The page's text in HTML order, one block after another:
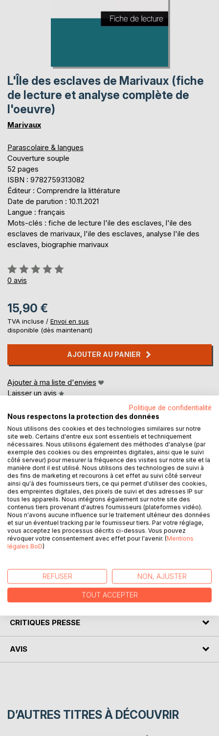
L'Île des esclaves de Marivaux (fiche
de lecture et analyse complète de
l'oeuvre)
Marivaux
Parascolaire & langues
Couverture souple
52 pages
ISBN : 9782759313082
Éditeur : Comprendre la littérature
Date de parution : 10.11.2021
Langue : français
Mots-clés : fiche de lecture l'ile des esclaves, l'ile des
esclaves de marivaux, l'ile des esclaves, analyse l'ile des
esclaves, biographie marivaux
Évaluation:
0%
0 avis
15,90 €
TVA incluse / Envoi en sus
disponible (dès maintenant)
AJOUTER AU PANIER
Ajouter à ma liste d'envies
Laisser un avis
DESCRIPTION
Venez découvrir L'Île des esclaves de Marivaux grâce à
une analyse littéraire de référence ! Écrite par un
spécialiste universitaire, cette fiche de lecture est
recommandée par de nombreux enseignants. Cet ouvrage
contient la biographie de l'écrivain, le résumé détaillé, le
mouvement littéraire, le contexte de publication de
sur : www.fichedelecture.fr.
CRITIQUES PRESSE
AVIS
D’AUTRES TITRES À DÉCOUVRIR
Politique de confidentialité
Nous respectons la protection des données
Nous utilisons des cookies et des technologies similaires sur notre
site web. Certains d'entre eux sont essentiels et techniquement
nécessaires. Nous utilisons également des méthodes d'analyse (par
exemple des cookies ou des empreintes digitales, ainsi que le suivi
côté serveur) pour mesurer la fréquence des visites sur notre site et la
manière dont il est utilisé. Nous utilisons des technologies de suivi à
des fins de marketing et recourons à cet effet au suivi côté serveur
ainsi qu'à des fournisseurs tiers, ce qui permet d'utiliser des cookies,
des empreintes digitales, des pixels de suivi et des adresses IP sur
tous les appareils. Nous intégrons également sur notre site des
contenus tiers provenant d'autres fournisseurs (plateformes vidéo).
Nous n'avons aucune influence sur le traitement ultérieur des données
et sur un éventuel tracking par le fournisseur tiers. Par votre réglage,
vous acceptez les processus décrits ci-dessus. Vous pouvez
révoquer votre consentement avec effet pour l'avenir. (Mentions
légales BoD)
REFUSER NON, AJUSTER
TOUT ACCEPTER